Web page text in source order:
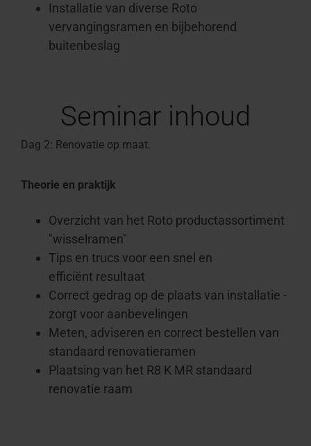
Installatie van diverse Roto
vervangingsramen en bijbehorend
buitenbeslag
Seminar inhoud
Dag 2: Renovatie op maat.
Theorie en praktijk
Overzicht van het Roto productassortiment
"wisselramen"
Tips en trucs voor een snel en
efficiënt resultaat
Correct gedrag op de plaats van installatie -
zorgt voor aanbevelingen
Meten, adviseren en correct bestellen van
standaard renovatieramen
Plaatsing van het R8 K MR standaard
renovatie raam